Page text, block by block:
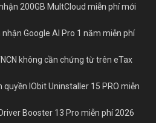
200GB MultCloud miễn phí mới
Google AI Pro 1 năm miễn phí
không cần chứng từ trên eTax
quyền IObit Uninstaller 15 PRO miễn
Booster 13 Pro miễn phí 2026